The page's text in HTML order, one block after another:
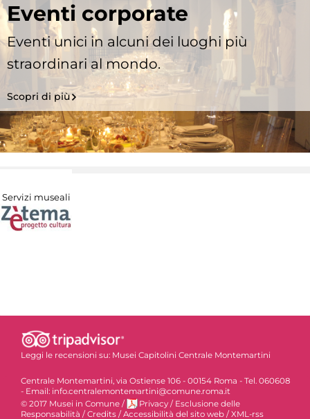
Eventi corporate
Eventi unici in alcuni dei luoghi più
straordinari al mondo.
Scopri di più
Servizi museali
Leggi le recensioni su: Musei Capitolini Centrale Montemartini
Centrale Montemartini, via Ostiense 106 - 00154 Roma - Tel. 060608
- Email: info.centralemontemartini@comune.roma.it
© 2017 Musei in Comune / Privacy / Esclusione delle
Responsabilità / Credits / Accessibilità del sito web / XML-rss